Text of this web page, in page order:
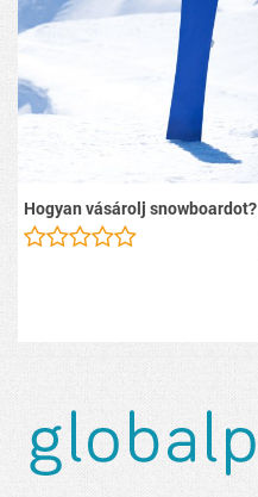
Hogyan vásárolj snowboardot?